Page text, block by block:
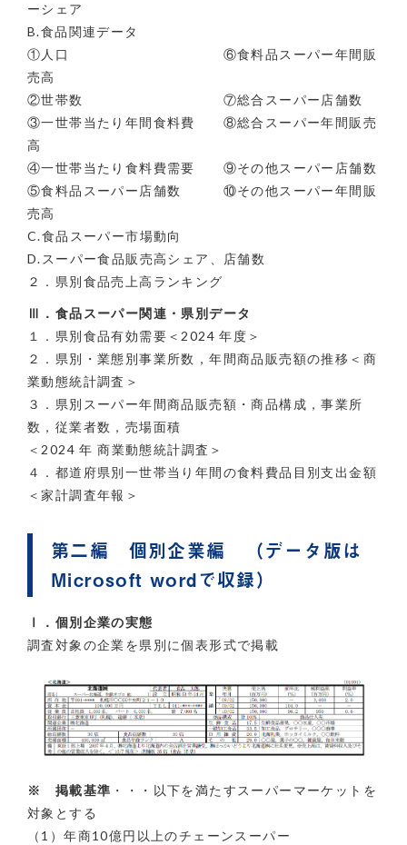
ーシェア
B.食品関連データ
①人口 ⑥食料品スーパー年間販
売高
②世帯数 ⑦総合スーパー店舗数
③一世帯当たり年間食料費 ⑧総合スーパー年間販売
高
④一世帯当たり食料費需要 ⑨その他スーパー店舗数
⑤食料品スーパー店舗数 ⑩その他スーパー年間販
売高
C.食品スーパー市場動向
D.スーパー食品販売高シェア、店舗数
２．県別食品売上高ランキング
Ⅲ．食品スーパー関連・県別データ
１．県別食品有効需要＜2024 年度＞
２．県別・業態別事業所数，年間商品販売額の推移＜商
業動態統計調査＞
３．県別スーパー年間商品販売額・商品構成，事業所
数，従業者数，売場面積
＜2024 年 商業動態統計調査＞
４．都道府県別一世帯当り年間の食料費品目別支出金額
＜家計調査年報＞
第二編 個別企業編 （データ版は
Microsoft wordで収録）
Ⅰ．個別企業の実態
調査対象の企業を県別に個表形式で掲載
※ 掲載基準 ・・・以下を満たすスーパーマーケットを
対象とする
（1）年商10億円以上のチェーンスーパー